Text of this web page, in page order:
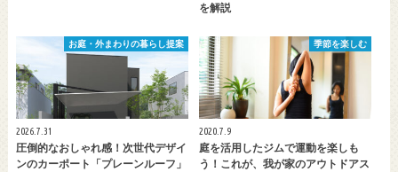
を解説
お庭・外まわりの暮らし提案
2026.7.31
圧倒的なおしゃれ感！次世代デザイ
ンのカーポート「プレーンルーフ」
季節を楽しむ
2020.7.9
庭を活用したジムで運動を楽しも
う！これが、我が家のアウトドアス